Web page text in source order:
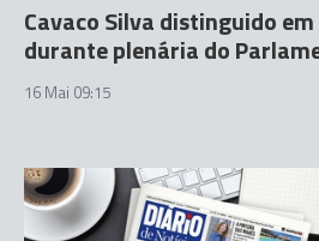
Cavaco Silva distinguido
durante plenária do
16 Mai 09:15